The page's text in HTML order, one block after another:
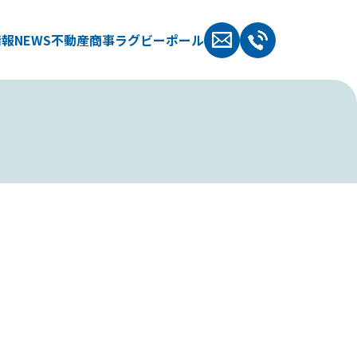
NEWS不動産商事ラグビーポール